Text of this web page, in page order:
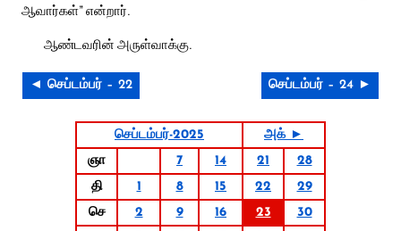
ஆவார்கள்” என்றார்.
ஆண்டவரின் அருள்வாக்கு.
◄ செப்டம்பர் – 22 செப்டம்பர் – 24 ►
செப்டம்பர்-2025
அக் ►
ஞா
7 14 21
28
தி
1 8 15 22
29
செ
2 9 16 23
30